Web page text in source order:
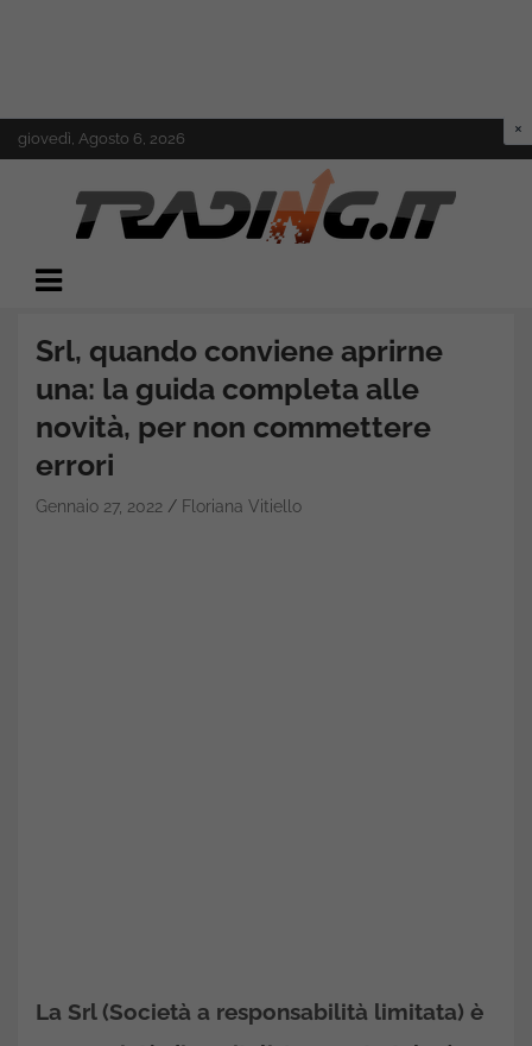
Skip
to
giovedì, Agosto 6, 2026
Trading.it
Srl, quando conviene aprirne
una: la guida completa alle
novità, per non commettere
errori
Gennaio 27, 2022 Floriana Vitiello
La Srl (Società a responsabilità limitata) è